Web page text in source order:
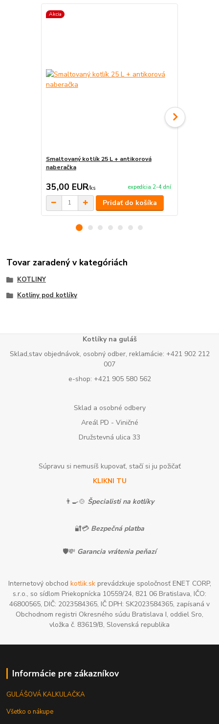
Akcia
Smaltovaný kotlík 25 L + antikorová
naberačka
35,00 EUR/ks expedícia 2-4 dní
Pridať do košíka
Tovar zaradený v kategóriách
KOTLINY
Kotliny pod kotlíky
Kotlíky na guláš
Sklad,stav objednávok, osobný odber, reklamácie: +421 902 212
007
e-shop: +421 905 580 562
Sklad a osobné odbery
Areál PD - Viničné
Družstevná ulica 33
Súpravu si nemusíš kupovať, stačí si ju požičať
KLIKNI TU
👨‍🍳🍲 Špecialisti na kotlíky
🔐💳 Bezpečná platba
🛡️💸 Garancia vrátenia peňazí
Internetový obchod kotlik.skprevádzkuje spoločnosť ENET CORP,
s.r.o., so sídlom Priekopnícka 10559/24, 821 06 Bratislava, IČO:
46800565, DIČ: 2023584365, IČ DPH: SK2023584365, zapísaná v
Obchodnom registri Okresného súdu Bratislava I, oddiel Sro,
vložka č. 83619/B, Slovenská republika
Informácie pre zákazníkov
GULÁŠOVÁ KALKULAČKA
Všetko o nákupe